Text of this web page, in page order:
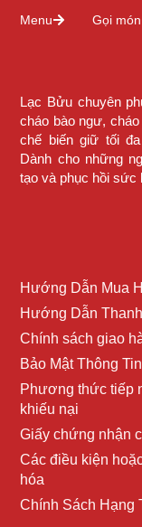
Menu Gọi món
Lạc Bửu chuyên
cháo bào ngư,
chế biến giữ tối
Dành cho những
tạo và phục hồi sức
Hướng Dẫn Mua
Hướng Dẫn
Chính sách giao
Bảo Mật Thông Tin
Phương thức tiếp
khiếu nại
Giấy chứng nhận
Các điều kiện
hóa
Chính Sách Hạng